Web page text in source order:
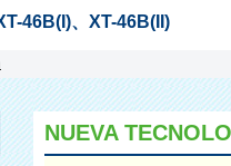
46B(I)、 XT-46B(II)
NUEVA